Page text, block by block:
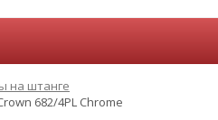
на штанге
682/4PL Chrome